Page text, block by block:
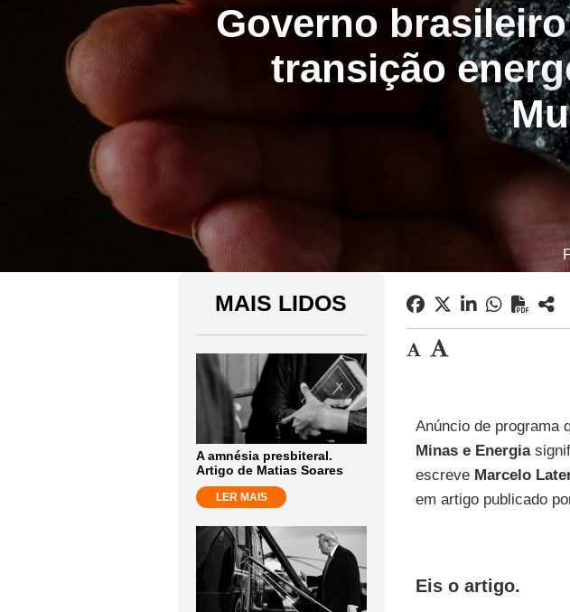
Governo
transição
MAIS LIDOS
A amnésia presbiteral.
Artigo de Matias Soares
LER MAIS
Anúncio de programa
Minas e Energia
escreve Marcelo
em artigo publicado
Eis o artigo.